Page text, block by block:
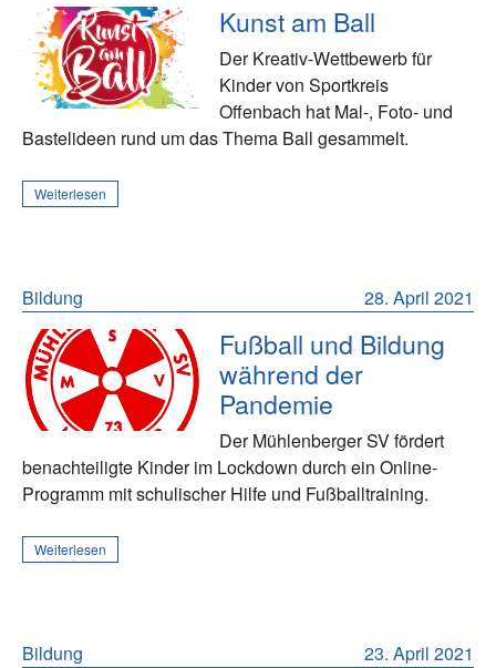
Kunst am Ball
Der Kreativ-Wettbewerb für
Kinder von Sportkreis
Offenbach hat Mal-, Foto- und
Bastelideen rund um das Thema Ball gesammelt.
Weiterlesen
28. April 2021
Bildung
Fußball und Bildung
während der
Pandemie
Der Mühlenberger SV fördert
benachteiligte Kinder im Lockdown durch ein Online-
Programm mit schulischer Hilfe und Fußballtraining.
Weiterlesen
23. April 2021
Bildung